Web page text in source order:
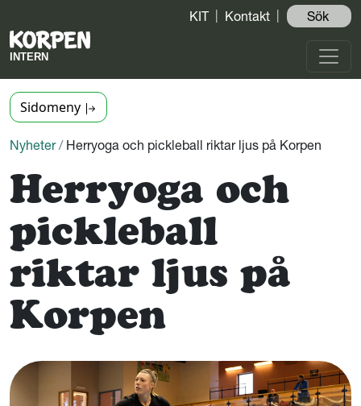
KIT Kontakt Sök ️
Sidomeny
Nyheter / Herryoga och pickleball riktar ljus på Korpen
Herryoga och
pickleball
riktar ljus på
Korpen